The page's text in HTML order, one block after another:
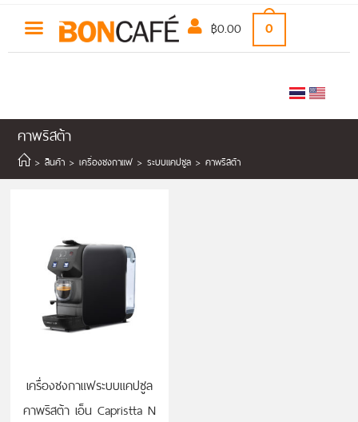
฿0.00 0
คาพริสต้า
> สินค้า > เครื่องชงกาแฟ > ระบบแคปซูล > คาพริสต้า
เครื่องชงกาแฟระบบแคปซูล
คาพริสต้า เอ็น Capristta N